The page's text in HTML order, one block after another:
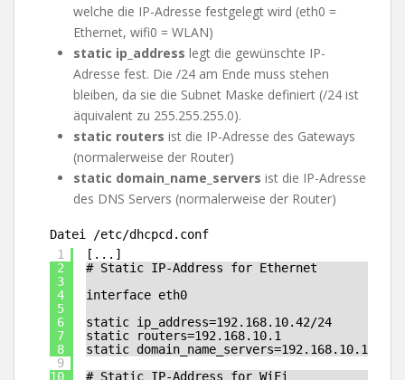
welche die IP-Adresse festgelegt wird (eth0 =
Ethernet, wifi0 = WLAN)
static ip_address legt die gewünschte IP-
Adresse fest. Die /24 am Ende muss stehen
bleiben, da sie die Subnet Maske definiert (/24 ist
äquivalent zu 255.255.255.0).
static routers ist die IP-Adresse des Gateways
(normalerweise der Router)
static domain_name_servers ist die IP-Adresse
des DNS Servers (normalerweise der Router)
Datei /etc/dhcpcd.conf
1
2
3
4
5
6
7
8
9
10
[...]
# Static IP-Address for Ethernet
interface eth0
static ip_address=192.168.10.42/24
static routers=192.168.10.1
static domain_name_servers=192.168.10.1
# Static IP-Address for WiFi